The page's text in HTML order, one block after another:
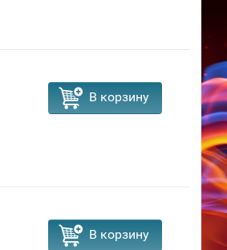
В корзину
В корзину